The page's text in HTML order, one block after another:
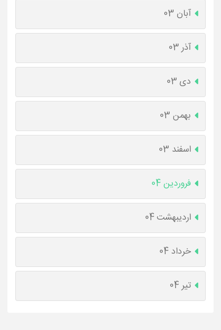
آبان 03
آذر 03
دی 03
بهمن 03
اسفند 03
فروردین 04
اردیبهشت 04
خرداد 04
تیر 04